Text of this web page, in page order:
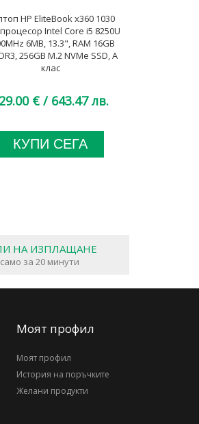
HP EliteBook x360 1030
Intel Core i5 8250U
6MB, 13.3", RAM 16GB
256GB M.2 NVMe SSD, A
клас
€ / 643.47 лв.
КУПИ СЕГА
НА ИЗПЛАЩАНЕ
само за 20 минути
Моят профил
Моят профил
История на поръчките
Желани продукти